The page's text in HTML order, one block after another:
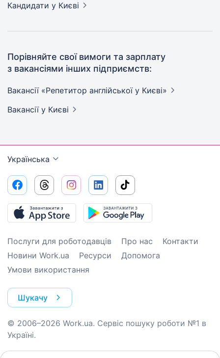
Кандидати у Києві
Порівняйте свої вимоги та зарплату
з вакансіями інших підприємств:
Вакансії «Репетитор англійської у Києві»
Вакансії у Києві
Українська
Послуги для роботодавців Про нас
Контакти
Новини Work.ua
Ресурси
Допомога
Умови використання
Шукачу
© 2006–2026 Work.ua. Сервіс пошуку роботи №1 в
Україні.